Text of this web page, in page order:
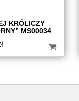
KRÓLICZY
MS00034